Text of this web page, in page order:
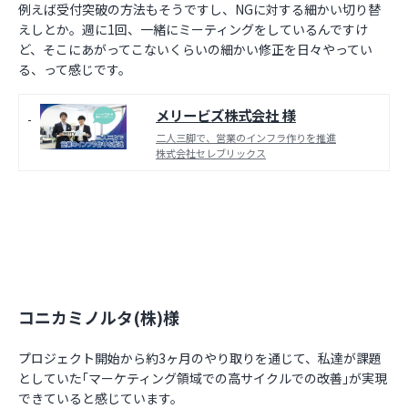
例えば受付突破の方法もそうですし、NGに対する細かい切り替
えしとか。週に1回、一緒にミーティングをしているんですけ
ど、そこにあがってこないくらいの細かい修正を日々やってい
る、って感じです。
メリービズ株式会社 様
二人三脚で、営業のインフラ作りを推進
株式会社セレブリックス
コニカミノルタ(株)様
プロジェクト開始から約3ヶ月のやり取りを通じて、私達が課題
としていた｢マーケティング領域での高サイクルでの改善｣が実現
できていると感じています。